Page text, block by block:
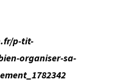
p-tit-
organiser-sa-